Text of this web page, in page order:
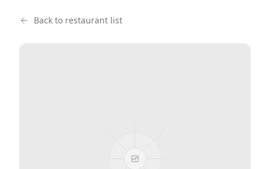
Back to restaurant list